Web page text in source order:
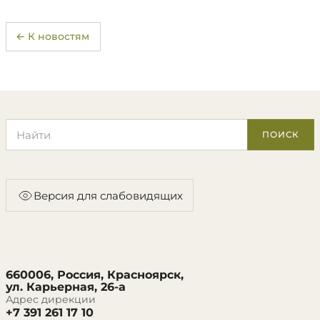
← К новостям
ПОИСК
Версия для слабовидящих
660006, Россия, Красноярск,
ул. Карьерная, 26-а
Адрес дирекции
+7 391 261 17 10